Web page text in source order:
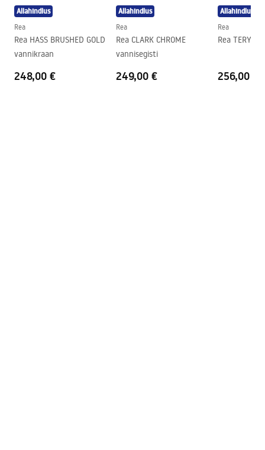
Ühenduse läbimõõt
19 mm
Garantii
Allahindlus
Rea
Rea HASS BRUSHED GOLD
vannikraan
248,00 €
Allahindlus
Rea
Rea CLARK CHROME
vannisegisti
249,00 €
Allahindlus
Rea
Rea TERY
256,00 €